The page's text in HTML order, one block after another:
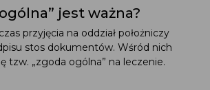
jest ważna?
przyjęcia na oddział położniczy
stos dokumentów. Wśród nich
tzw. „zgoda ogólna” na leczenie.